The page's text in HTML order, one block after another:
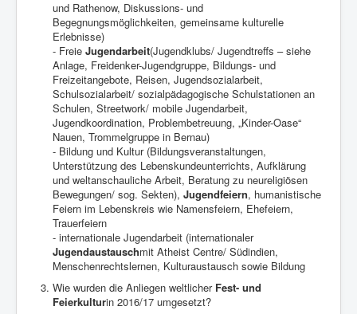
und Rathenow, Diskussions- und
Begegnungsmöglichkeiten, gemeinsame kulturelle
Erlebnisse)
- Freie Jugendarbeit(Jugendklubs/ Jugendtreffs – siehe
Anlage, Freidenker-Jugendgruppe, Bildungs- und
Freizeitangebote, Reisen, Jugendsozialarbeit,
Schulsozialarbeit/ sozialpädagogische Schulstationen an
Schulen, Streetwork/ mobile Jugendarbeit,
Jugendkoordination, Problembetreuung, „Kinder-Oase“
Nauen, Trommelgruppe in Bernau)
- Bildung und Kultur (Bildungsveranstaltungen,
Unterstützung des Lebenskundeunterrichts, Aufklärung
und weltanschauliche Arbeit, Beratung zu neureligiösen
Bewegungen/ sog. Sekten), Jugendfeiern, humanistische
Feiern im Lebenskreis wie Namensfeiern, Ehefeiern,
Trauerfeiern
- internationale Jugendarbeit (internationaler
Jugendaustauschmit Atheist Centre/ Südindien,
Menschenrechtslernen, Kulturaustausch sowie Bildung
Wie wurden die Anliegen weltlicher Fest- und
Feierkulturin 2016/17 umgesetzt?